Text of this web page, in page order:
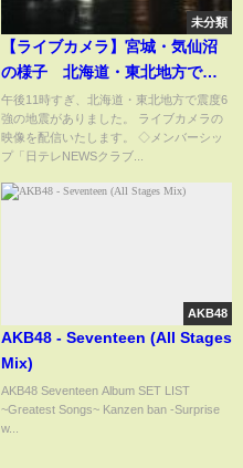
未分類
【ライブカメラ】宮城・気仙沼
の様子 北海道・東北地方で震
度６強の地震 津波警報が発表
──（日テレNEWS LIVE）
午後11時すぎ、北海道・東北地方で震度6
強の地震がありました。 ライブカメラの
映像を配信いたします。 ◇メンバーシッ
プ「日テレNEWSクラブ...
AKB48
AKB48 - Seventeen (All Stages
Mix)
AKB48 Seventeen Album SET LIST
~Greatest Songs~ Kanzen ban -Surprise
w...